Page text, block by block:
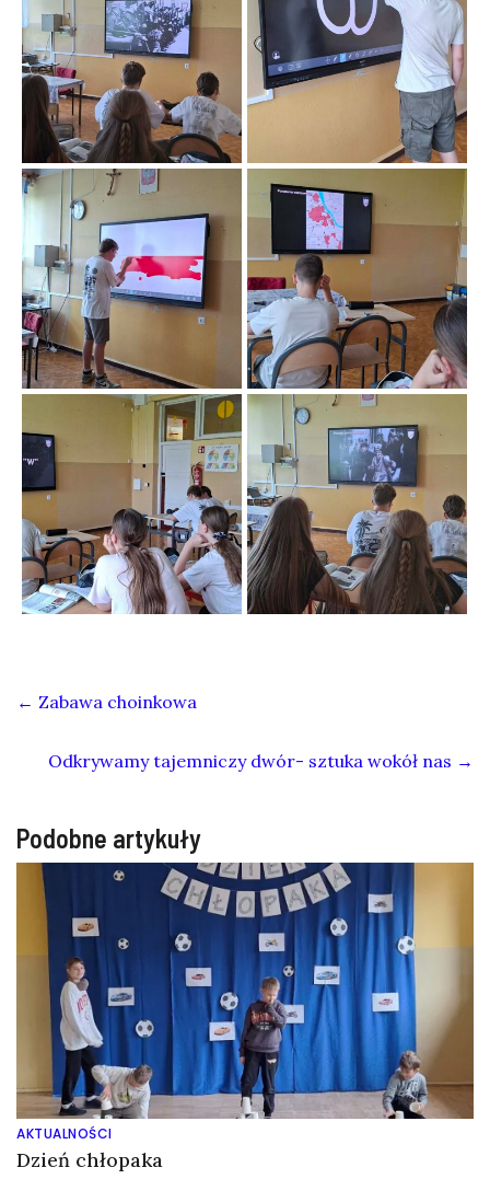
← Zabawa choinkowa
Odkrywamy tajemniczy dwór- sztuka wokół nas →
Podobne artykuły
AKTUALNOŚCI
Dzień chłopaka